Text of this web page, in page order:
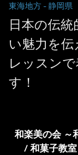
東海地方 - 静岡県
日本の伝
い魅力を
レッスン
す！
和楽美の会 ～
/ 和菓子教室